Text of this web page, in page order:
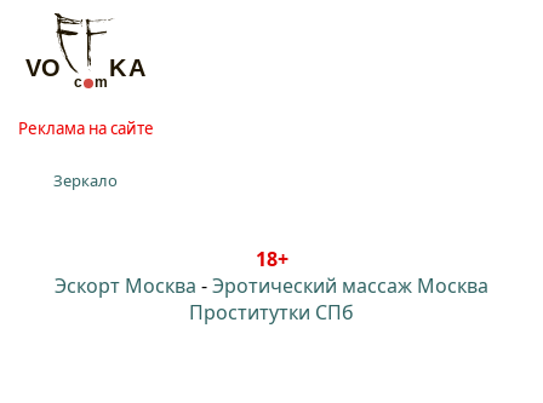
Реклама на сайте
Зеркало
18+
Эскорт Москва -Эротический массаж Москва
Проститутки СПб